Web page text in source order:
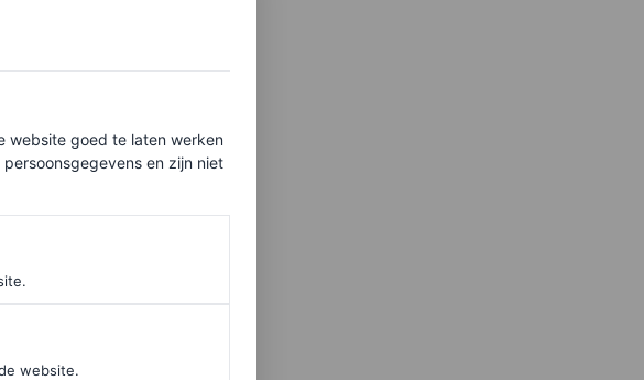
website goed te laten werken
en zijn niet
website.